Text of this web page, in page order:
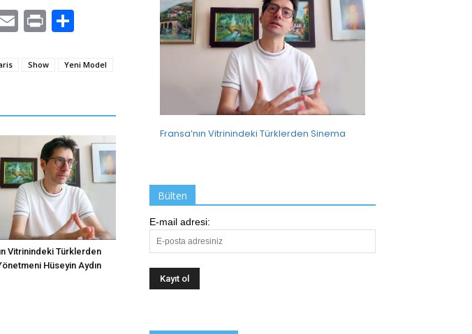
CopyEmailPrint
Show Yeni Model
Vitrinindeki Türklerden
Hüseyin Aydın
Bülten
E-mail adresi: